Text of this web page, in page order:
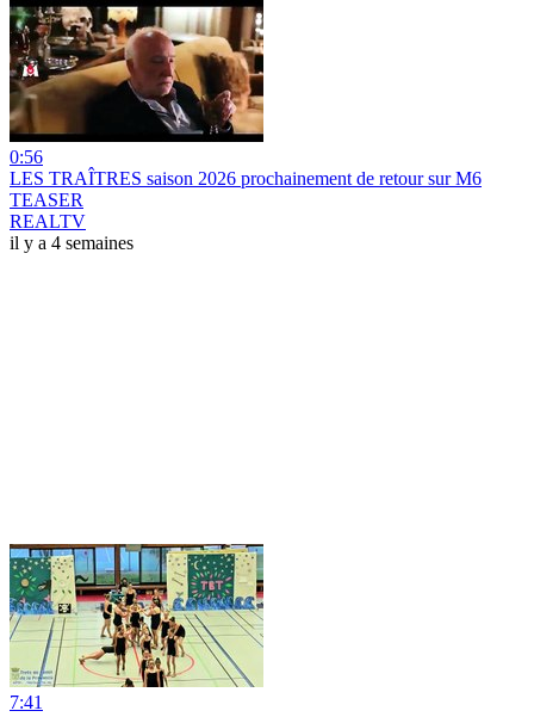
0:56
LES TRAÎTRES saison 2026 prochainement de retour sur M6
TEASER
REALTV
il y a 4 semaines
7:41